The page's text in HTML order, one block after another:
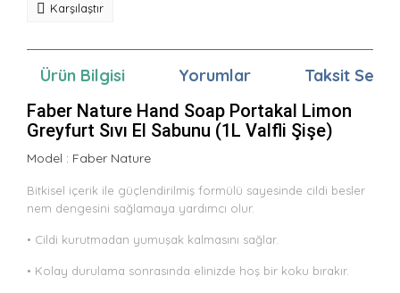
Karşılaştır
Ürün Bilgisi Yorumlar Taksit
Faber Nature Hand Soap Portakal Limon
Greyfurt Sıvı El Sabunu (1L Valfli Şişe)
Model : Faber Nature
Bitkisel içerik ile güçlendirilmiş formülü sayesinde cildi besler
nem dengesini sağlamaya yardımcı olur.
• Cildi kurutmadan yumuşak kalmasını sağlar.
• Kolay durulama sonrasında elinizde hoş bir koku bırakır.